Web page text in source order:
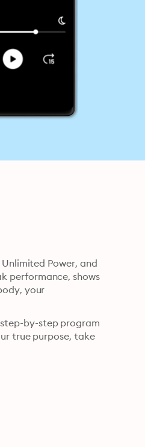
Power, and
performance, shows
your
by-step program
true purpose, take